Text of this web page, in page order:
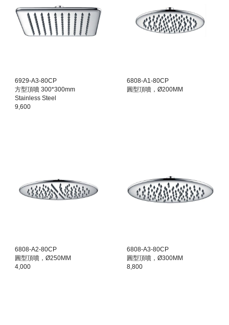
6929-A3-80CP
方型頂噴 300*300mm
Stainless Steel
9,600
6808-A1-80CP
圓型頂噴，Ø200MM
6808-A2-80CP
圓型頂噴，Ø250MM
4,000
6808-A3-80CP
圓型頂噴，Ø300MM
8,800